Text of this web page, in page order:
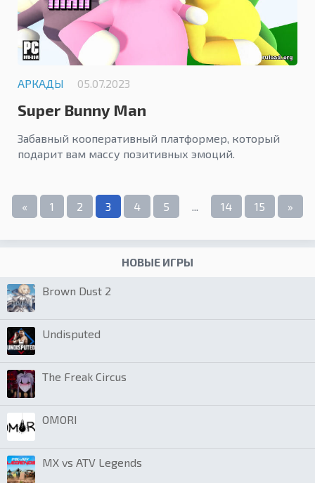
АРКАДЫ 05.07.2023
Super Bunny Man
Забавный кооперативный платформер, который
подарит вам массу позитивных эмоций.
« 1 2 3 4 5 14 15 »
НОВЫЕ ИГРЫ
Brown Dust 2
Undisputed
The Freak Circus
OMORI
MX vs ATV Legends